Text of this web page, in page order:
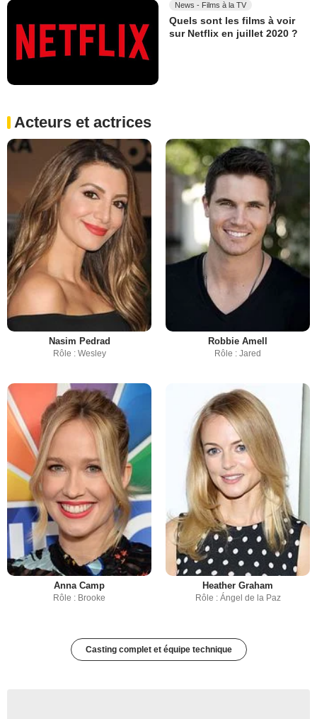
News - Films à la TV
Quels sont les films à voir
sur Netflix en juillet 2020 ?
Acteurs et actrices
Nasim Pedrad
Rôle : Wesley
Robbie Amell
Rôle : Jared
Anna Camp
Rôle : Brooke
Heather Graham
Rôle : Ángel de la Paz
Casting complet et équipe technique